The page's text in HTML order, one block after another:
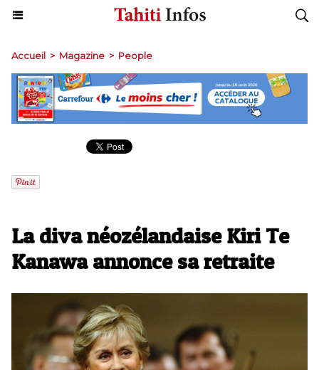
Accueil > Magazine > People
La diva néozélandaise Kiri Te
Kanawa annonce sa retraite